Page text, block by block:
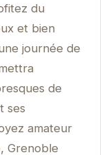
du
et bien
journée de
de
ses
amateur
Grenoble